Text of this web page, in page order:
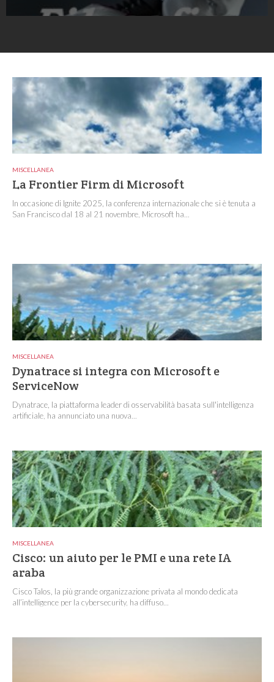
MISCELLANEA
La Frontier Firm di Microsoft
In occasione di Ignite 2025, la conferenza internazionale che si è tenuta a
San Francisco dal 18 al 21 novembre, Microsoft ha...
MISCELLANEA
Dynatrace si integra con Microsoft e
ServiceNow
Dynatrace, la piattaforma leader di osservabilità basata sull'intelligenza
artificiale, ha annunciato una nuova...
MISCELLANEA
Cisco: un aiuto per le PMI e una rete IA
araba
Cisco Talos, la più grande organizzazione privata al mondo dedicata
all’intelligence per la cybersecurity, ha diffuso...